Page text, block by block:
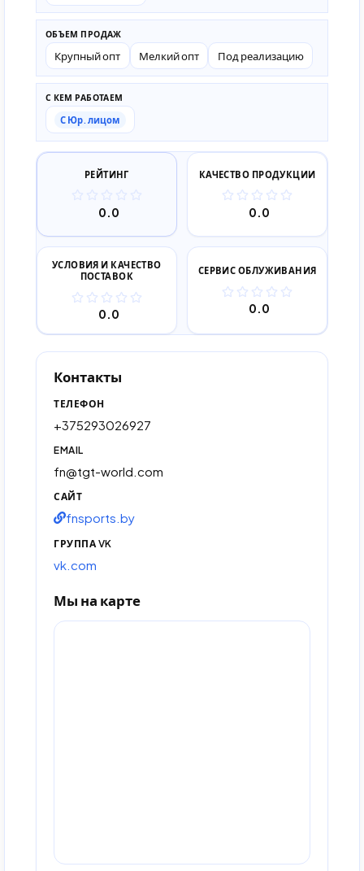
ОБЪЕМ ПРОДАЖ
Крупный опт Мелкий опт Под реализацию
С КЕМ РАБОТАЕМ
С Юр. лицом
РЕЙТИНГ
0.0
КАЧЕСТВО ПРОДУКЦИИ
0.0
УСЛОВИЯ И КАЧЕСТВО
ПОСТАВОК
0.0
СЕРВИС ОБЛУЖИВАНИЯ
0.0
Контакты
ТЕЛЕФОН
+375293026927
EMAIL
fn@tgt-world.com
САЙТ
fnsports.by
ГРУППА VK
vk.com
Мы на карте